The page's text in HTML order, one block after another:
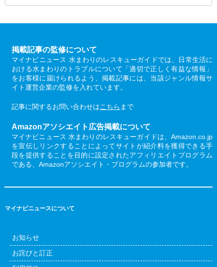
掲載記事の監修について
マイナビニュース 水まわりのレスキューガイドでは、日常生活に
おける水まわりのトラブルについて「適切で正しく有益な情報」
をお客様に届けられるよう、掲載記事には、当該ジャンル情報サ
イト運営企業の監修を入れています。
記事に関するお問い合わせはこちら まで
Amazonアソシエイト広告掲載について
マイナビニュース 水まわりのレスキューガイドは、Amazon.co.jp
を宣伝しリンクすることによってサイトが紹介料を獲得できる手
段を提供することを目的に設定されたアフィリエイトプログラム
である、Amazonアソシエイト・プログラムの参加者です。
マイナビニュースについて
お知らせ
お詫びと訂正